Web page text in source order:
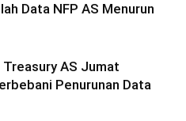
Data NFP AS Menurun
Treasury AS Jumat
Penurunan Data